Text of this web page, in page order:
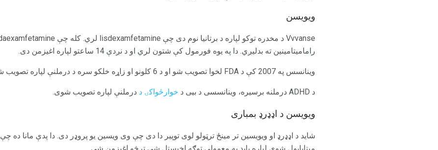
ویویسن
رامامیتامینین ته بدلیږي. دا په یوه فورمول کې شتون لري او د نږدې 14 ساعتو لپاره اغیزمن دی.
وینانسس په 2007 کې د FDA لخوا تصویب شو او د 6 کلونو او زاړه خلکو سره د درملنې لپاره تصویب شو.
د ADHD درملنه برسیره، وینانسسی د بیی د خوارځواکۍ د درملنې لپاره تصویب شوی.
ویویسن د اډډرډ بمباری
شاید د اډډرډ او ویویسین تر مینځ ترټولو لوی توپیر دا دی چې وی ویسین یو پروډر دی. دا پدې مانا ده چې
میټابابول شوي لپاره باید په معمولي توګه اخیستل شي ترڅو اغیزمن شي.